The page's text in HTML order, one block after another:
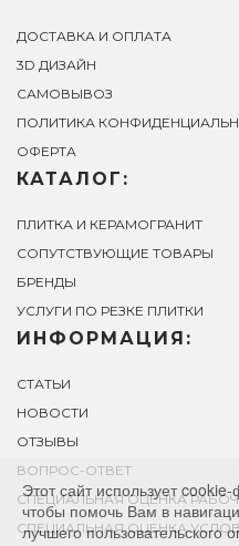
ДОСТАВКА И ОПЛАТА
3D ДИЗАЙН
САМОВЫВОЗ
ПОЛИТИКА
ОФЕРТА
КАТАЛОГ:
ПЛИТКА И КЕРАМОГРАНИТ
СОПУТСТВУЮЩИЕ ТОВАРЫ
БРЕНДЫ
УСЛУГИ ПО РЕЗКЕ ПЛИТКИ
ИНФОРМАЦИЯ:
СТАТЬИ
НОВОСТИ
ОТЗЫВЫ
ВОПРОС-ОТВЕТ
СПЕЦИАЛЬНАЯ ОЦЕНКА
СПЕЦИАЛЬНАЯ ОЦЕНКА
Этот сайт использует
чтобы помочь Вам в
лучшего пользовательского